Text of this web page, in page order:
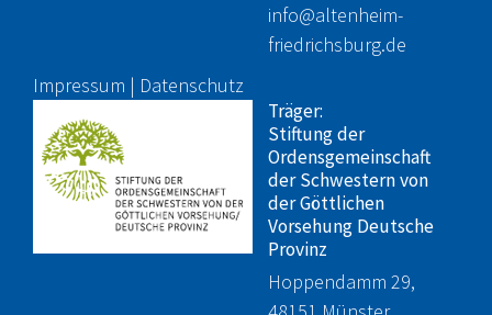
info@altenheim-
friedrichsburg.de
Impressum | Datenschutz
Träger:
Stiftung der
Ordensgemeinschaft
der Schwestern von
der Göttlichen
Vorsehung Deutsche
Provinz
Hoppendamm 29,